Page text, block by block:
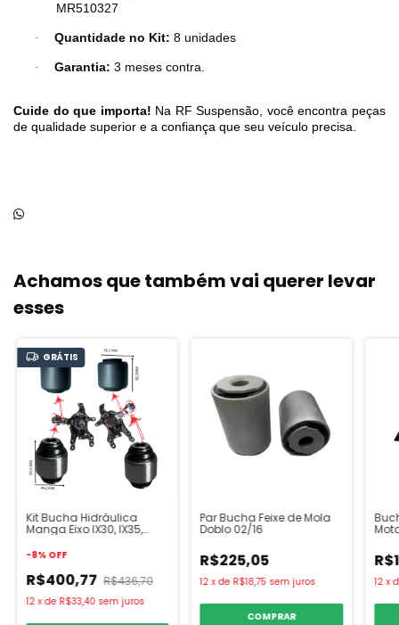
MR510327
· Quantidade no Kit: 8 unidades
· Garantia: 3 meses contra.
Cuide do que importa! Na RF Suspensão, você encontra peças
de qualidade superior e a confiança que seu veículo precisa.
Achamos que também vai querer levar
esses
GRÁTIS
Kit Bucha Hidráulica
Manga Eixo IX30, IX35,
-8% OFF
R$400,77 R$436,70
12 xde R$33,40 sem juros
Par Bucha Feixe de Mola
Doblo 02/16
R$225,05
12 xde R$18,75 sem juros
COMPRAR
12 x